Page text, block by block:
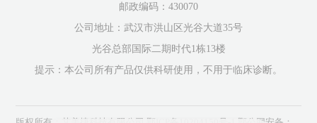
邮政编码：430070
公司地址：武汉市洪山区光谷大道35号
光谷总部国际二期时代1栋13楼
提示：本公司所有产品仅供科研使用，不用于临床诊断。